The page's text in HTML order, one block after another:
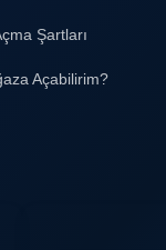
Şartları
Açabilirim?